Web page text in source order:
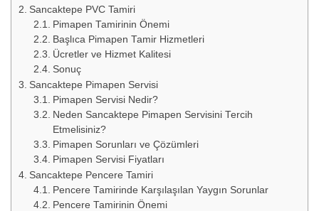
Sancaktepe PVC Tamiri
Pimapen Tamirinin Önemi
Başlıca Pimapen Tamir Hizmetleri
Ücretler ve Hizmet Kalitesi
Sonuç
Sancaktepe Pimapen Servisi
Pimapen Servisi Nedir?
Neden Sancaktepe Pimapen Servisini Tercih
Etmelisiniz?
Pimapen Sorunları ve Çözümleri
Pimapen Servisi Fiyatları
Sancaktepe Pencere Tamiri
Pencere Tamirinde Karşılaşılan Yaygın Sorunlar
Pencere Tamirinin Önemi